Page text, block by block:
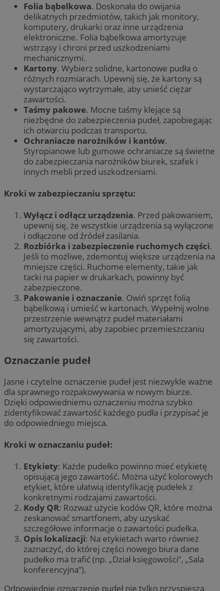
Folia bąbelkowa. Doskonała do owijania
delikatnych przedmiotów, takich jak monitory,
komputery, drukarki oraz inne urządzenia
elektroniczne. Folia bąbelkowa amortyzuje
wstrząsy i chroni przed uszkodzeniami
mechanicznymi.
Kartony. Wybierz solidne, kartonowe pudła o
różnych rozmiarach. Upewnij się, że kartony są
wystarczająco wytrzymałe, aby unieść ciężar
zawartości.
Taśmy pakowe. Mocne taśmy klejące są
niezbędne do zabezpieczenia pudeł, zapobiegając
ich otwarciu podczas transportu.
Ochraniacze narożników i kantów.
Styropianowe lub gumowe ochraniacze są świetne
do zabezpieczania narożników biurek, szafek i
innych mebli przed uszkodzeniami.
Kroki w zabezpieczaniu sprzętu:
Wyłącz i odłącz urządzenia. Przed pakowaniem,
upewnij się, że wszystkie urządzenia są wyłączone
i odłączone od źródeł zasilania.
Rozbiórka i zabezpieczenie ruchomych części.
Jeśli to możliwe, zdemontuj większe urządzenia na
mniejsze części. Ruchome elementy, takie jak
tacki na papier w drukarkach, powinny być
zabezpieczone.
Pakowanie i oznaczanie. Owiń sprzęt folią
bąbelkową i umieść w kartonach. Wypełnij wolne
przestrzenie wewnątrz pudeł materiałami
amortyzującymi, aby zapobiec przemieszczaniu
się zawartości.
Oznaczanie pudeł
Jasne i czytelne oznaczenie pudeł jest niezwykle ważne
dla sprawnego rozpakowywania w nowym biurze.
Dzięki odpowiedniemu oznaczeniu można szybko
zidentyfikować zawartość każdego pudła i przypisać je
do odpowiedniego miejsca.
Kroki w oznaczaniu pudeł:
Etykiety: Każde pudełko powinno mieć etykietę
opisującą jego zawartość. Można użyć kolorowych
etykiet, które ułatwią identyfikację pudełek z
konkretnymi rodzajami zawartości.
Kody QR: Rozważ użycie kodów QR, które można
zeskanować smartfonem, aby uzyskać
szczegółowe informacje o zawartości pudełka.
Opis lokalizacji: Na etykietach warto również
zaznaczyć, do której części nowego biura dane
pudełko ma trafić (np. „Dział księgowości”, „Sala
konferencyjna”).
Odpowiednie oznaczenie pudeł nie tylko przyspiesza